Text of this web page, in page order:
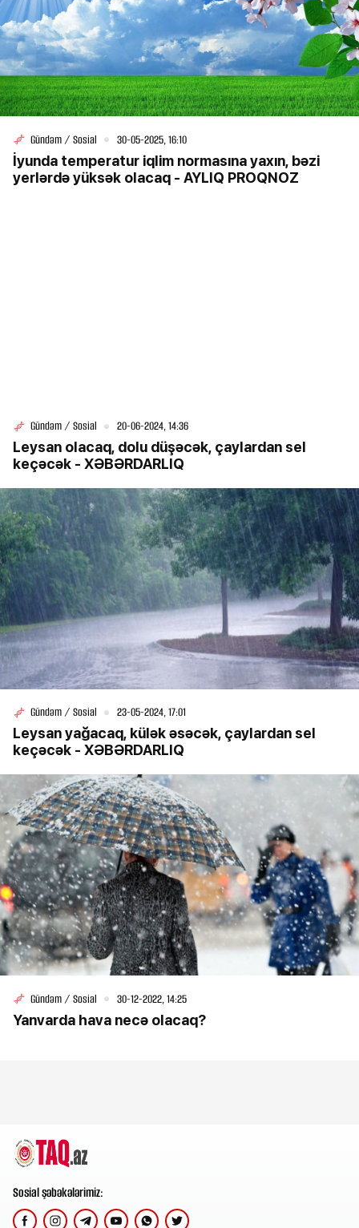
Gündəm / Sosial 30-05-2025, 16:10
İyunda temperatur iqlim normasına yaxın, bəzi
yerlərdə yüksək olacaq - AYLIQ PROQNOZ
Gündəm / Sosial 20-06-2024, 14:36
Leysan olacaq, dolu düşəcək, çaylardan sel
keçəcək - XƏBƏRDARLIQ
Gündəm / Sosial 23-05-2024, 17:01
Leysan yağacaq, külək əsəcək, çaylardan sel
keçəcək - XƏBƏRDARLIQ
Gündəm / Sosial 30-12-2022, 14:25
Yanvarda hava necə olacaq?
Sosial şəbəkələrimiz: